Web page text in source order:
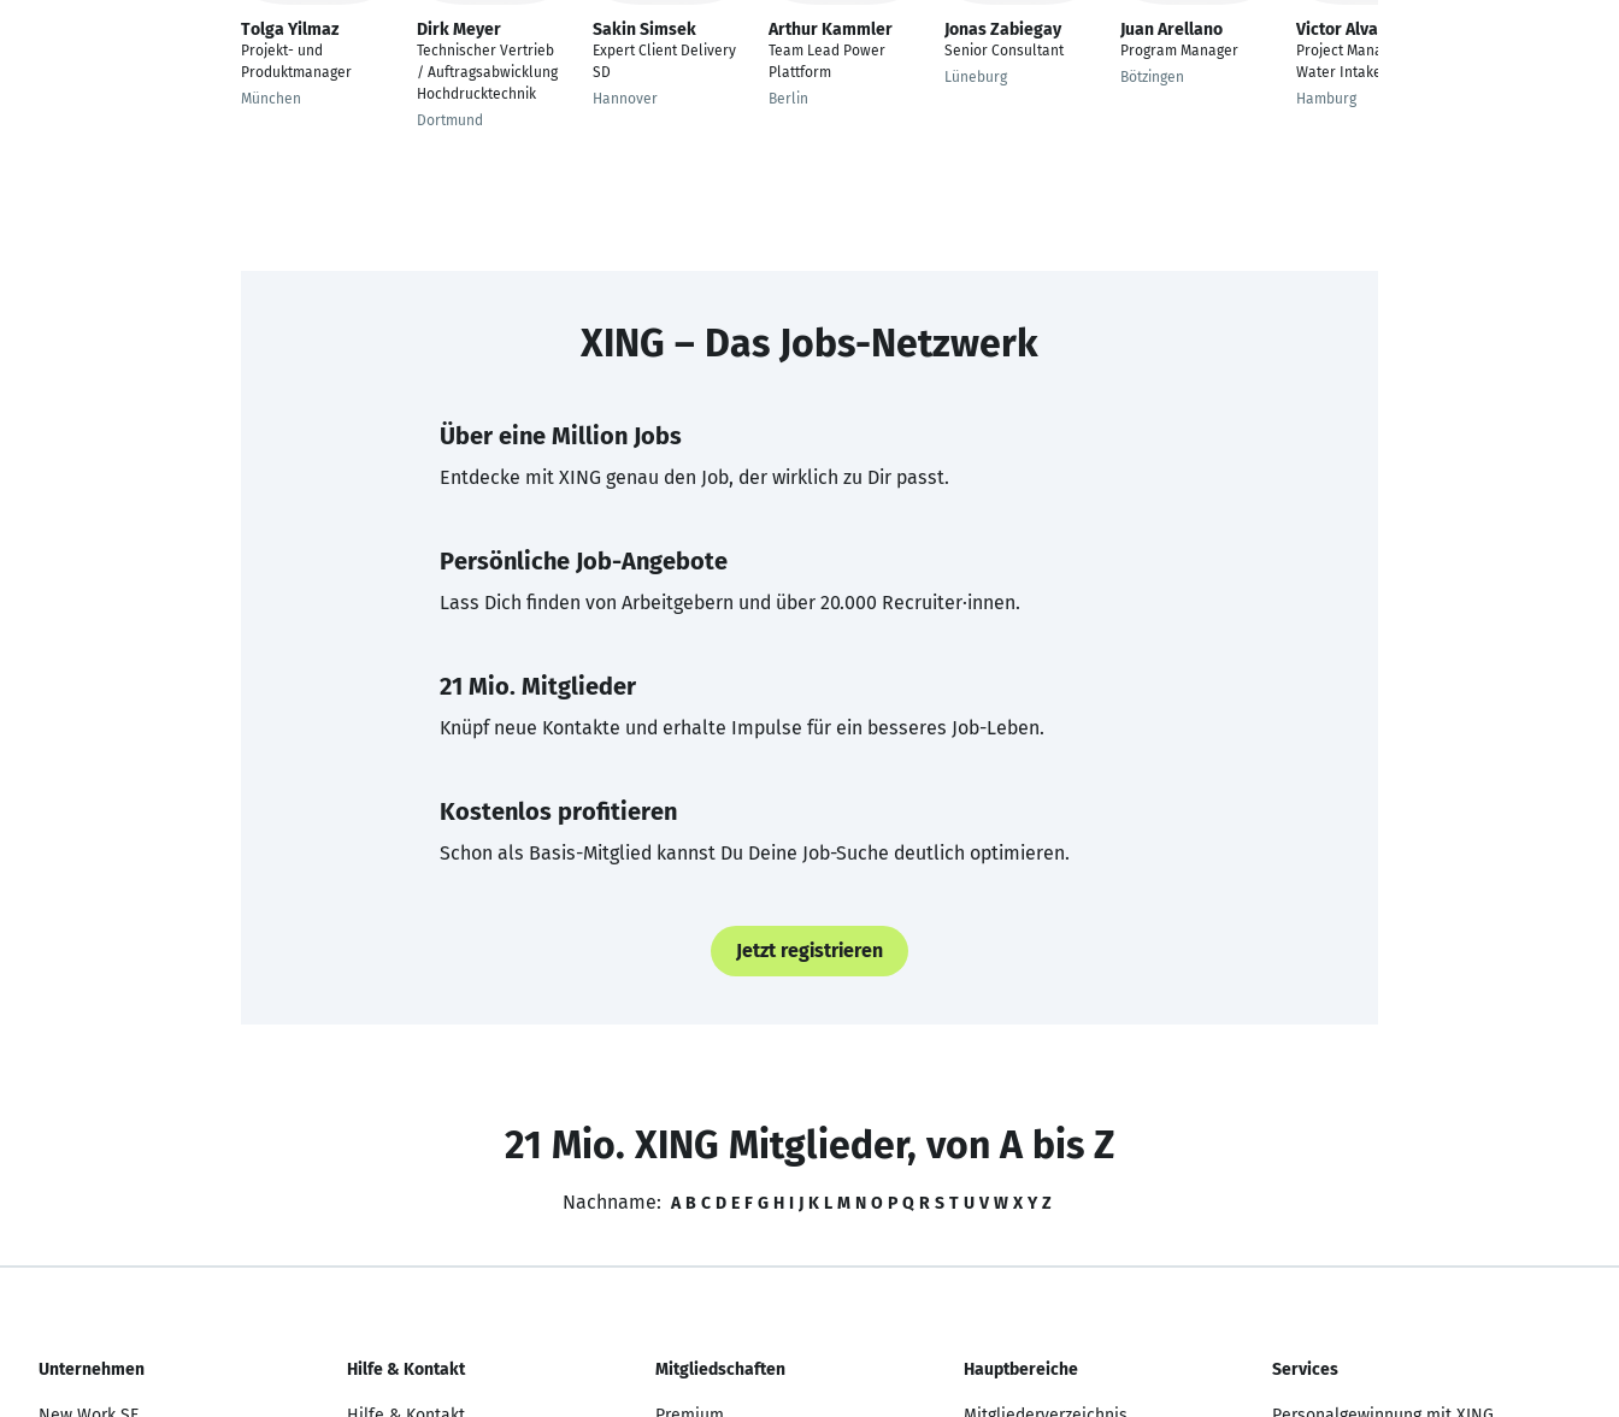
Tolga Yilmaz
Projekt- und
Produktmanager
München
Dirk Meyer
Technischer Vertrieb
/ Auftragsabwicklung
Hochdrucktechnik
Dortmund
Sakin Simsek
Expert Client Delivery
SD
Hannover
Arthur Kammler
Team Lead Power
Plattform
Berlin
Jonas Zabiegay
Senior Consultant
Lüneburg
Juan Arellano
Program Manager
Bötzingen
Victor Alvarez
Project Manager Sea
Water Intake
Hamburg
XING – Das Jobs-Netzwerk
Über eine Million Jobs
Entdecke mit XING genau den Job, der wirklich zu Dir passt.
Persönliche Job-Angebote
Lass Dich finden von Arbeitgebern und über 20.000 Recruiter·innen.
21 Mio. Mitglieder
Knüpf neue Kontakte und erhalte Impulse für ein besseres Job-Leben.
Kostenlos profitieren
Schon als Basis-Mitglied kannst Du Deine Job-Suche deutlich optimieren.
Jetzt registrieren
21 Mio. XING Mitglieder, von A bis Z
Nachname: A B C D E F G H I J K L M N O P Q R S T U V W X Y Z
Unternehmen Hilfe & Kontakt Mitgliedschaften Hauptbereiche Services